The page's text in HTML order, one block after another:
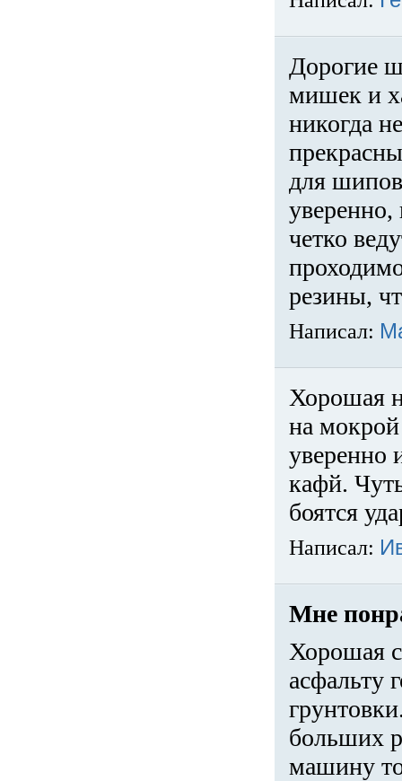
Дорогие
мишек и
никогда
для
четко
резины,
Написал:
Хорошая
на
уверенно
кафй.
боятся
Написал:
Мне
Хорошая
асфальту
больших
машину